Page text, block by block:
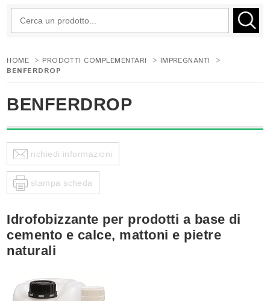
HOME > PRODOTTI COMPLEMENTARI > IMPREGNANTI
>
BENFERDROP
BENFERDROP
richiedi informazioni
stampa scheda
Idrofobizzante per prodotti a base di
cemento e calce, mattoni e pietre
naturali